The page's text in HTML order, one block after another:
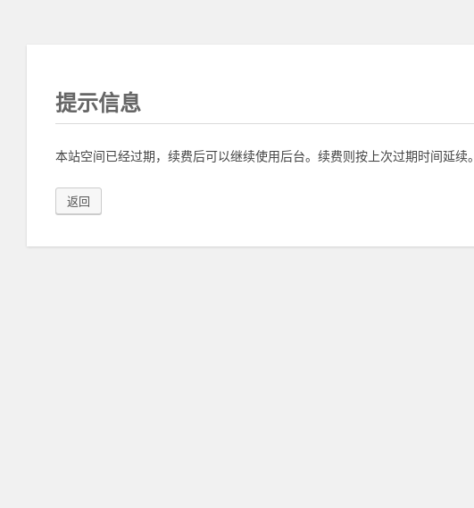
提示信息
本站空间已经过期，续费后可以继续使用后台。续费则按上次过期时间延续。
返回